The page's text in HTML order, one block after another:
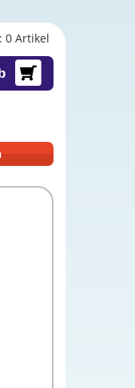
0 Artikel